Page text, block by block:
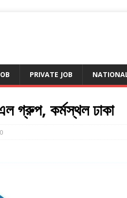
PRIVATE JOB
গ্রুপ, কর্মস্থল ঢাকা
0